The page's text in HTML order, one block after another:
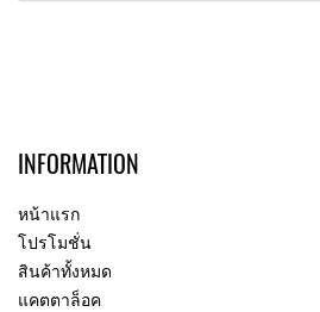
INFORMATION
หน้าแรก
โปรโมชั่น
สินค้าทั้งหมด
แคตตาล็อค